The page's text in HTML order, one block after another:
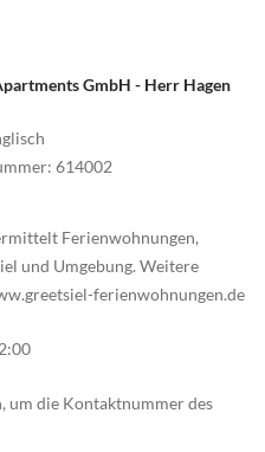
GmbH - Herr Hagen
: 614002
Ferienwohnungen,
und Umgebung. Weitere
ferienwohnungen.de
um die Kontaktnummer des